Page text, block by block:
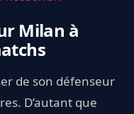
Milan à
de son défenseur
D’autant que